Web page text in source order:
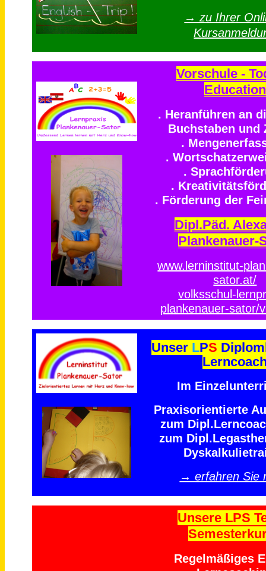
→ zu Ihrer
Vorschule -
Education
. Heranführen an
Buchstaben und
.
.
.
.
. Förderung der
Dipl.Päd.
Plankenauer-
www.lerninstitut-
sator.at/
volksschul-
plankenauer-sator/
Unser LPS
Im
Praxisorientierte
zum
zum
→ erfahren Sie
Unsere LPS
Regelmäßiges